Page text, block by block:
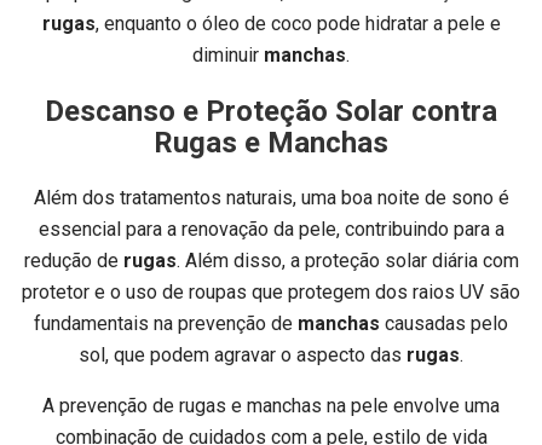
rugas, enquanto o óleo de coco pode hidratar a pele e
diminuir manchas.
Descanso e Proteção Solar contra
Rugas e Manchas
Além dos tratamentos naturais, uma boa noite de sono é
essencial para a renovação da pele, contribuindo para a
redução de rugas. Além disso, a proteção solar diária com
protetor e o uso de roupas que protegem dos raios UV são
fundamentais na prevenção de manchas causadas pelo
sol, que podem agravar o aspecto das rugas.
A prevenção de rugas e manchas na pele envolve uma
combinação de cuidados com a pele, estilo de vida